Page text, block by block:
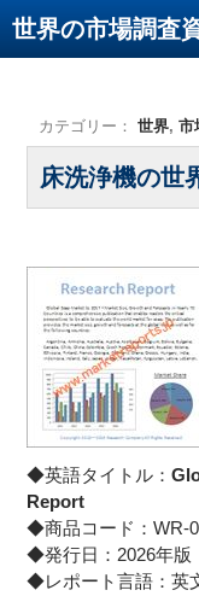
世界の市場調査
カテゴリー： 世界, 市
床洗浄機の世
◆英語タイトル：
Report
◆商品コード：WR-
◆発行日：2026年版
◆レポート言語：英